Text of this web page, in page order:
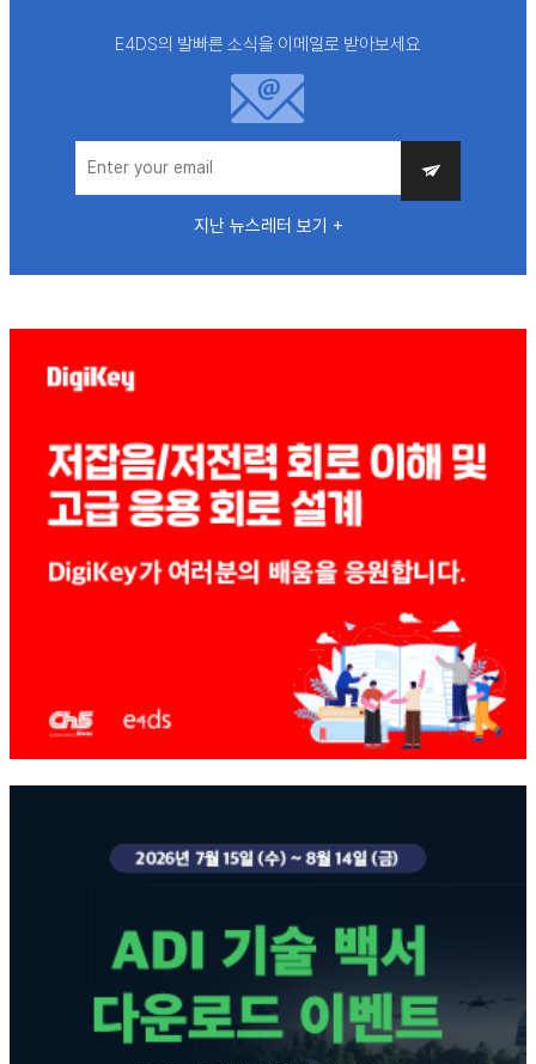
E4DS의 발빠른 소식을 이메일로 받아보세요
지난 뉴스레터 보기 +